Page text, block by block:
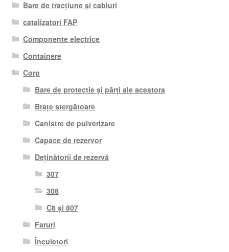
Bare de tracțiune și cabluri
catalizatori FAP
Componente electrice
Containere
Corp
Bare de protecție și părți ale acestora
Brațe ștergătoare
Canistre de pulverizare
Capace de rezervor
Deținătorii de rezervă
307
308
C8 și 807
Faruri
Încuietori